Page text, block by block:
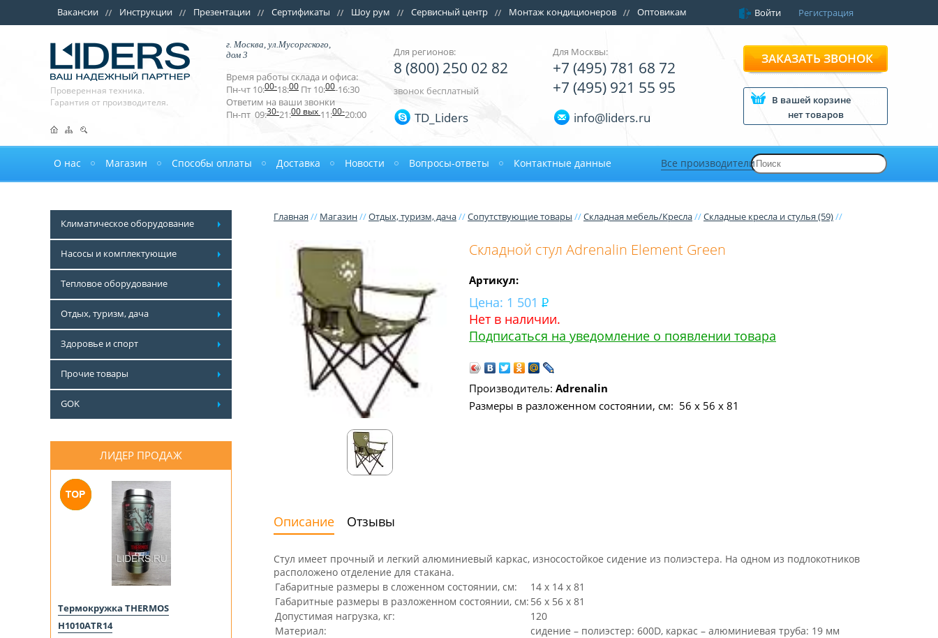
Вакансии Инструкции Презентации Сертификаты Шоу рум Сервисный центр Монтаж кондиционеров Оптовикам Войти Регистрация
Проверенная техника.
Гарантия от производителя.
г. Москва, ул.Мусоргского,
дом 3
Время работы склада и офиса:
Пн-чт 10:00-18:00 Пт 10:00-16:30
Ответим на ваши звонки
Пн-пт 09:30-21:00 вых 11:00-20:00
Для регионов:
8 (800) 250 02 82
звонок бесплатный
TD_Liders
Для Москвы:
+7 (495) 781 68 72
+7 (495) 921 55 95
info@liders.ru
ЗАКАЗАТЬ ЗВОНОК
В вашей корзине
нет товаров
О нас Магазин Способы оплаты Доставка Новости Вопросы-ответы Контактные данные Все производители
Климатическое оборудование
Насосы и комплектующие
Тепловое оборудование
Отдых, туризм, дача
Здоровье и спорт
Прочие товары
GOK
ЛИДЕР ПРОДАЖ
Термокружка THERMOS
H1010ATR14
Главная // Магазин//Отдых, туризм, дача//Сопутствующие товары //Складная мебель/Кресла//Складные кресла и стулья (59)//
Складной стул Adrenalin Element Green
Артикул:
Цена: 1 501
Нет в наличии.
Подписаться на уведомление о появлении товара
Производитель: Adrenalin
Размеры в разложенном состоянии, см: 56 х 56 х 81
Описание Отзывы
Стул имеет прочный и легкий алюминиевый каркас, износостойкое сидение из полиэстера. На одном из подлокотников
расположено отделение для стакана.
Габаритные размеры в cложенном состоянии, см:
14 х 14 х 81
Габаритные размеры в разложенном состоянии, см: 56 х 56 х 81
Допустимая нагрузка, кг:
120
Материал:
сидение – полиэстер: 600D, каркас – алюминиевая труба: 19 мм